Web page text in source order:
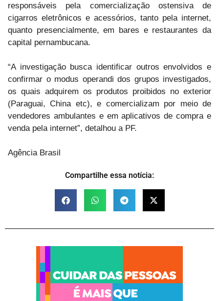
responsáveis pela comercialização ostensiva de
cigarros eletrônicos e acessórios, tanto pela internet,
quanto presencialmente, em bares e restaurantes da
capital pernambucana.
“A investigação busca identificar outros envolvidos e
confirmar o modus operandi dos grupos investigados,
os quais adquirem os produtos proibidos no exterior
(Paraguai, China etc), e comercializam por meio de
vendedores ambulantes e em aplicativos de compra e
venda pela internet”, detalhou a PF.
Agência Brasil
Compartilhe essa notícia: